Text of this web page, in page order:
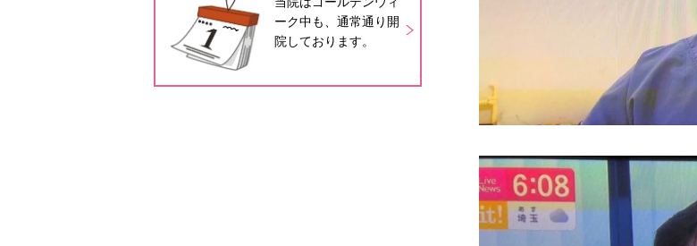
ーク中も、通常通り開
院しております。